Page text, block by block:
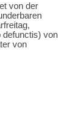
von der
defunctis) von
von